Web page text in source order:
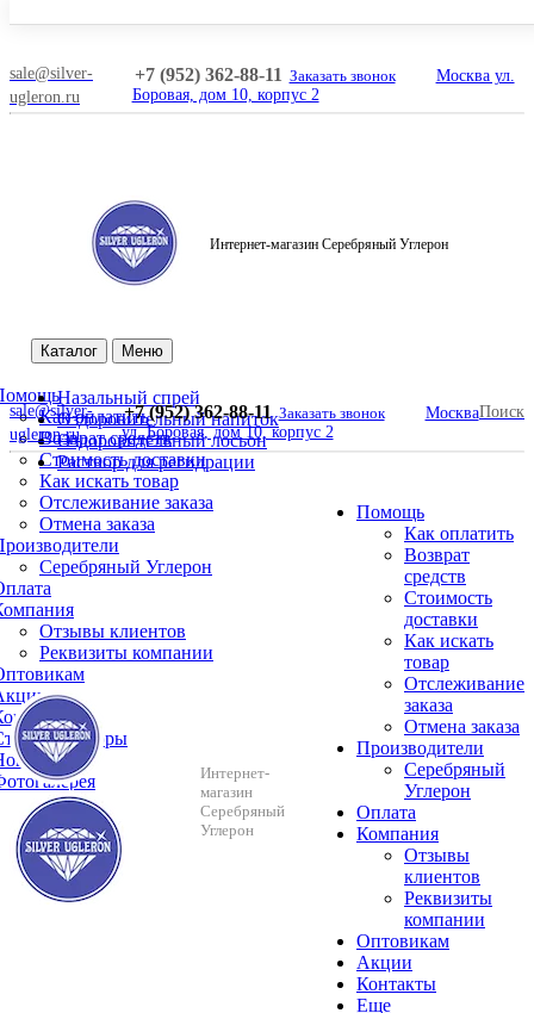
sale@silver-
ugleron.ru
+7 (952) 362-88-11 Заказать звонок
Москва ул.
Боровая, дом 10, корпус 2
Интернет-магазин Серебряный Углерон
Каталог Меню
Как оплатить
Возврат средств
Стоимость доставки
Как искать товар
Отслеживание заказа
Отмена заказа
Серебряный Углерон
Отзывы клиентов
Реквизиты компании
и обзоры
Назальный спрей
Оздоровительный напиток
Оздоровительный лосьон
Раствор для регидрации
sale@silver-
ugleron.ru
+7 (952) 362-88-11 Заказать звонок
Москва
ул. Боровая, дом 10, корпус 2
Поиск
Интернет-
магазин
Серебряный
Углерон
Помощь
Как оплатить
Возврат
средств
Стоимость
доставки
Как искать
товар
Отслеживание
заказа
Отмена заказа
Производители
Серебряный
Углерон
Оплата
Компания
Отзывы
клиентов
Реквизиты
компании
Оптовикам
Акции
Контакты
Еще